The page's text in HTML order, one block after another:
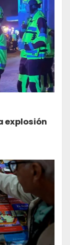
explosión